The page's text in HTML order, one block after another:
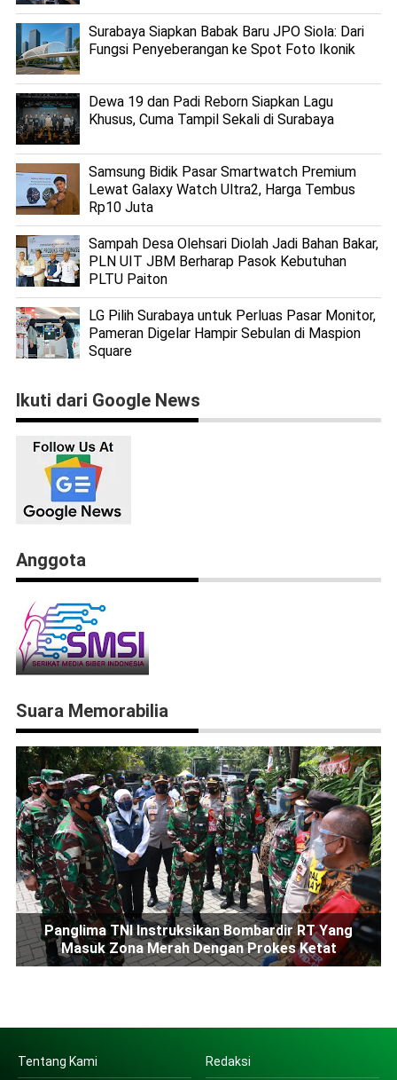
Surabaya Siapkan Babak Baru JPO Siola: Dari
Fungsi Penyeberangan ke Spot Foto Ikonik
Dewa 19 dan Padi Reborn Siapkan Lagu
Khusus, Cuma Tampil Sekali di Surabaya
Samsung Bidik Pasar Smartwatch Premium
Lewat Galaxy Watch Ultra2, Harga Tembus
Rp10 Juta
Sampah Desa Olehsari Diolah Jadi Bahan Bakar,
PLN UIT JBM Berharap Pasok Kebutuhan
PLTU Paiton
LG Pilih Surabaya untuk Perluas Pasar Monitor,
Pameran Digelar Hampir Sebulan di Maspion
Square
Ikuti dari Google News
Anggota
Suara Memorabilia
Panglima TNI Instruksikan Bombardir RT Yang
Masuk Zona Merah Dengan Prokes Ketat
Tentang Kami Redaksi